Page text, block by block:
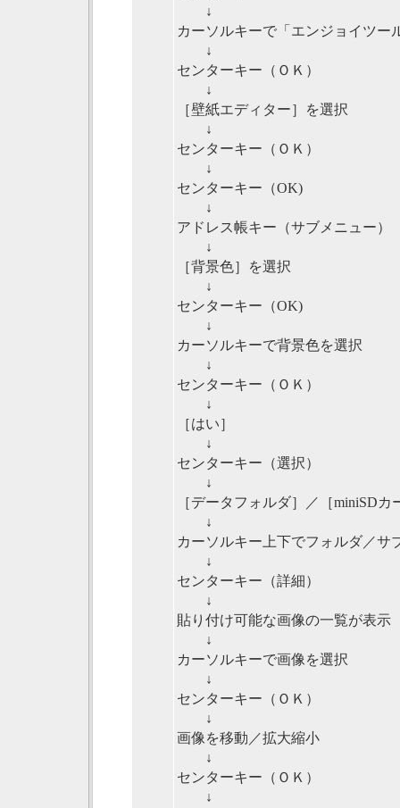
↓
カーソルキーで「エンジョイツー
↓
センターキー（ＯＫ）
↓
［壁紙エディター］を選択
↓
センターキー（ＯＫ）
↓
センターキー（OK)
↓
アドレス帳キー（サブメニュー）
↓
［背景色］を選択
↓
センターキー（OK)
↓
カーソルキーで背景色を選択
↓
センターキー（ＯＫ）
↓
［はい］
↓
センターキー（選択）
↓
［データフォルダ］／［miniSDカ
↓
カーソルキー上下でフォルダ／サ
↓
センターキー（詳細）
↓
貼り付け可能な画像の一覧が表示
↓
カーソルキーで画像を選択
↓
センターキー（ＯＫ）
↓
画像を移動／拡大縮小
↓
センターキー（ＯＫ）
↓